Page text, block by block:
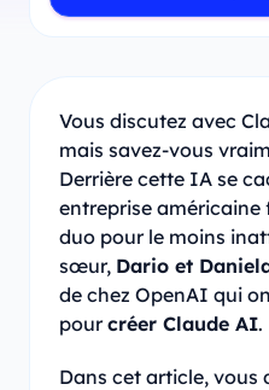
Vous discutez avec
mais savez-vous
Derrière cette IA se
entreprise américaine
duo pour le moins
sœur, Dario et
de chez OpenAI qui
pourcréer Claude AI.
Dans cet article, vous